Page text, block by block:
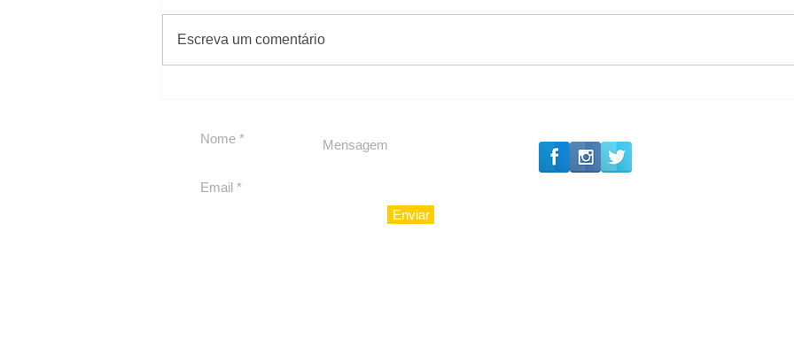
para São Paulo
Escreva um comentário
#Sugestões
Enviar